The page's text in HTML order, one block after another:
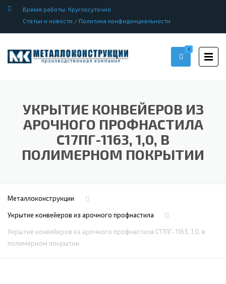
Время работы: Круглосуточно
Статьи и новости / Политика конфиденциальности
0
УКРЫТИЕ КОНВЕЙЕРОВ ИЗ
АРОЧНОГО ПРОФНАСТИЛА
С17ПГ-1163, 1,0, В
ПОЛИМЕРНОМ ПОКРЫТИИ
Металлоконструкции
Укрытие конвейеров из арочного профнастила
Укрытие конвейеров из арочного профнастила С17ПГ-1163, 1,0, в
полимерном покрытии